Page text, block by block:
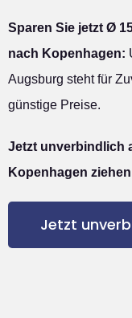
Sparen Sie jetzt Ø
nach Kopenhagen:
Augsburg steht für
günstige Preise.
Jetzt unverbindlich
Kopenhagen
Jetzt